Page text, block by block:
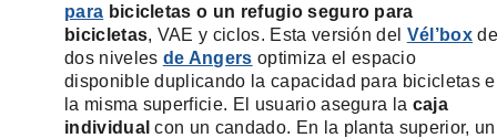
para bicicletas o un refugio seguro para
bicicletas, VAE y ciclos. Esta versión del Vél’boxde
dos niveles de Angers optimiza el espacio
disponible duplicando la capacidad para bicicletas
la misma superficie. El usuario asegura la caja
individual con un candado. En la planta superior, un